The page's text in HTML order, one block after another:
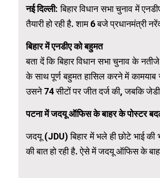
नई दिल्ली:बिहार विधान सभा चुनाव में
तैयारी हो रही है. शाम 6 बजे प्रधानमंत्री
बिहार में एनडीए को बहुमत
बता दें कि बिहार विधान सभा चुनाव के
के साथ पूर्ण बहुमत हासिल करने में कामयाब
उसने 74 सीटों पर जीत दर्ज की, जबकि
पटना में जदयू ऑफिस के बाहर के पोस्टर
जदयू (JDU) बिहार में भले ही छोटे भाई
की बात हो रही है. ऐसे में जदयू ऑफिस के